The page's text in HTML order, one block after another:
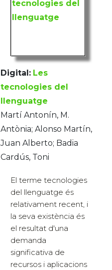
Digital: Les
tecnologies del
llenguatge
Martí Antonín, M.
Antònia; Alonso Martín,
Juan Alberto; Badia
Cardús, Toni
El terme tecnologies
del llenguatge és
relativament recent, i
la seva existència és
el resultat d'una
demanda
significativa de
recursos i aplicacions